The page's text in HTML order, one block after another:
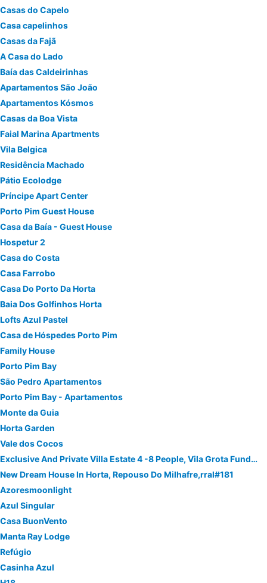
Casas do Capelo
Casa capelinhos
Casas da Fajã
A Casa do Lado
Baía das Caldeirinhas
Apartamentos São João
Apartamentos Kósmos
Casas da Boa Vista
Faial Marina Apartments
Vila Belgica
Residência Machado
Pátio Ecolodge
Príncipe Apart Center
Porto Pim Guest House
Casa da Baía - Guest House
Hospetur 2
Casa do Costa
Casa Farrobo
Casa Do Porto Da Horta
Baia Dos Golfinhos Horta
Lofts Azul Pastel
Casa de Hóspedes Porto Pim
Family House
Porto Pim Bay
São Pedro Apartamentos
Porto Pim Bay - Apartamentos
Monte da Guia
Horta Garden
Vale dos Cocos
Exclusive And Private Villa Estate 4 -8 People, Vila Grota Funda, Rral#133
New Dream House In Horta, Repouso Do Milhafre,rral#181
Azoresmoonlight
Azul Singular
Casa BuonVento
Manta Ray Lodge
Refúgio
Casinha Azul